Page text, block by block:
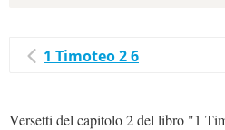
1 Timoteo 2 6
Versetti del capitolo 2 del libro "1